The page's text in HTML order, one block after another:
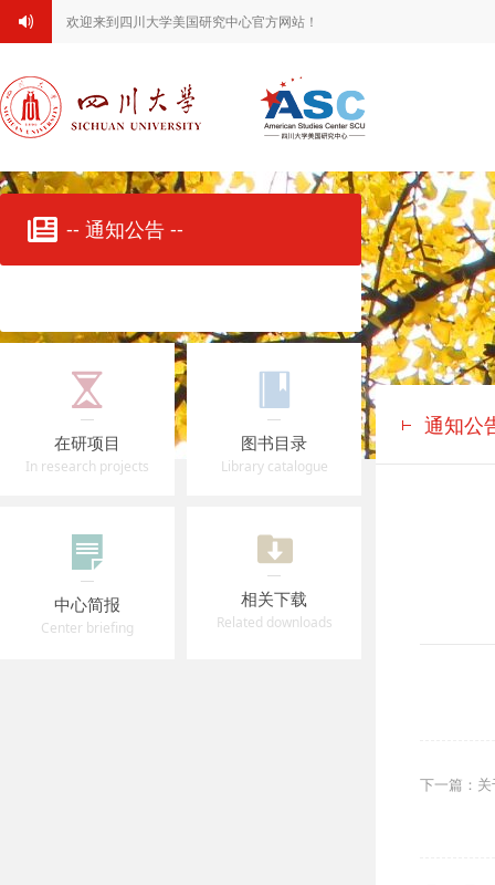
欢迎来到四川大学美国研究中心官方网站！
-- 通知公告 --
在研项目
In research projects
图书目录
Library catalogue
中心简报
Center briefing
相关下载
Related downloads
通知公
下一篇：